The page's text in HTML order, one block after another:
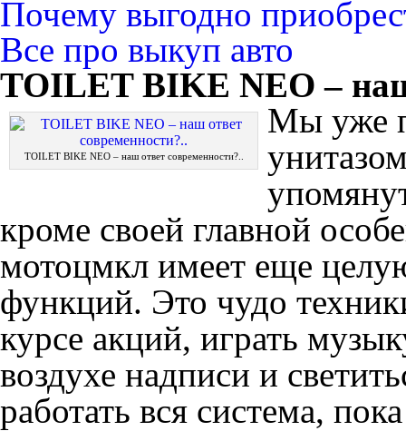
Почему выгодно
Все про выкуп авто
TOILET BIKE NEO –
TOILET BIKE NEO – наш ответ современности?..
Мы уже
кроме своей главной
мотоцмкл имеет еще
функций. Это чудо
курсе акций, играть
воздухе надписи и
работать вся система,